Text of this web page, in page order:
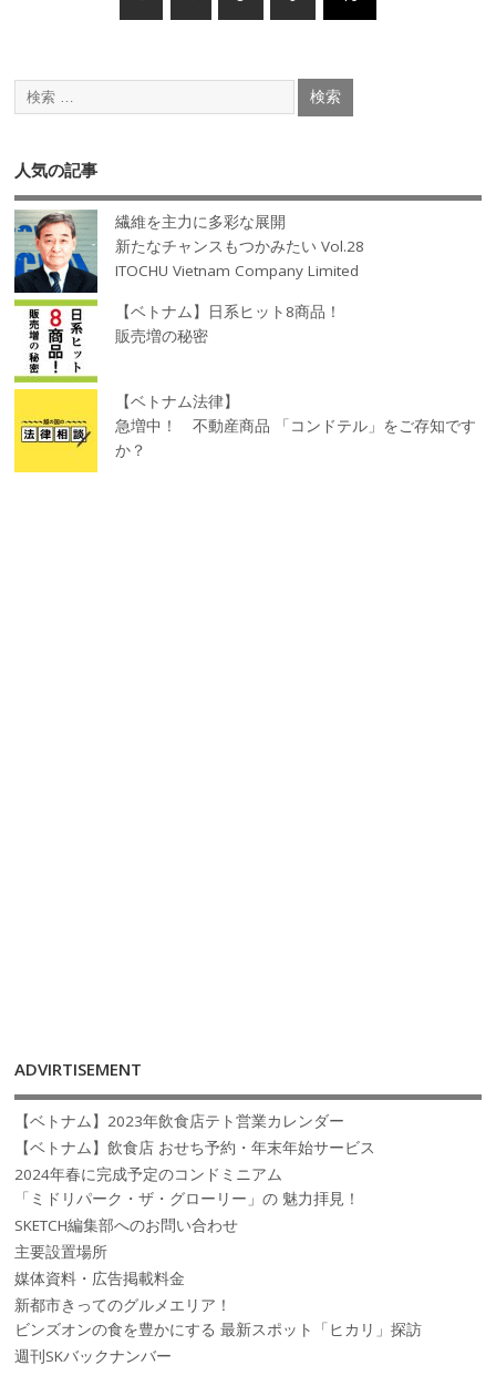
人気の記事
繊維を主力に多彩な展開
新たなチャンスもつかみたい Vol.28
ITOCHU Vietnam Company Limited
【ベトナム】日系ヒット8商品！
販売増の秘密
【ベトナム法律】
急増中！ 不動産商品 「コンドテル」をご存知です
か？
ADVIRTISEMENT
【ベトナム】2023年飲食店テト営業カレンダー
【ベトナム】飲食店 おせち予約・年末年始サービス
2024年春に完成予定のコンドミニアム
「ミドリパーク・ザ・グローリー」の 魅力拝見！
SKETCH編集部へのお問い合わせ
主要設置場所
媒体資料・広告掲載料金
新都市きってのグルメエリア！
ビンズオンの食を豊かにする 最新スポット「ヒカリ」探訪
週刊SKバックナンバー